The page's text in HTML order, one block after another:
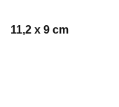
11,2 x 9 cm